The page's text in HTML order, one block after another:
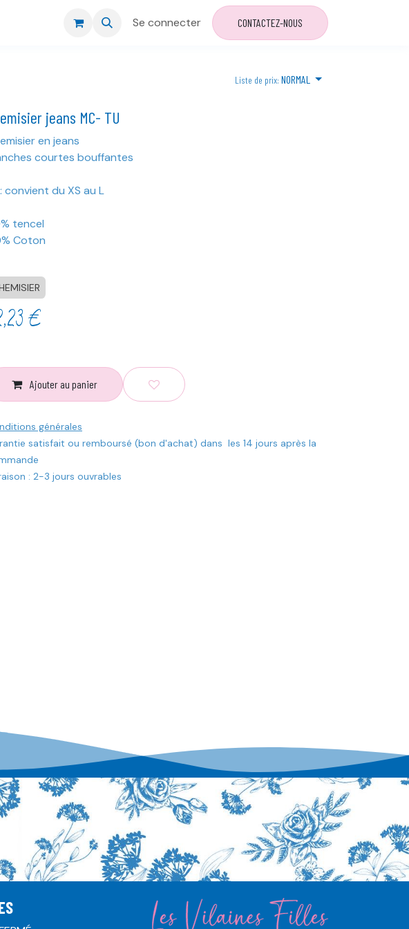
et retour Se connecter CONTACTEZ-NOUS
Liste de prix: NORMAL
jeans MC- TU
en jeans
courtes bouffantes
convient du XS au L
tencel
Coton
€
Ajouter au panier
générales
satisfait ou remboursé (bon d'achat) dans les 14 jours après la
: 2-3 jours ouvrables